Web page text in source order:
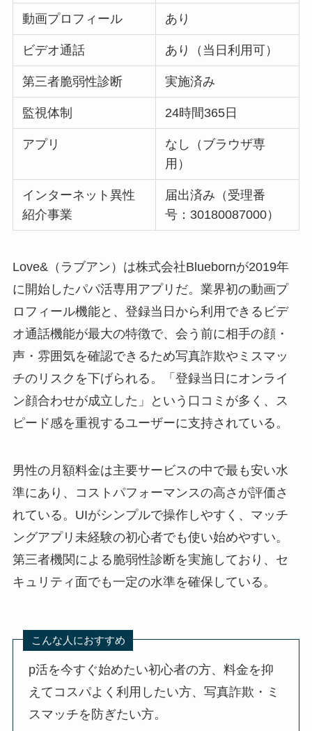
動画プロフィール あり
ビデオ通話 あり（当日利用可）
第三者脆弱性診断 実施済み
監視体制 24時間365日
アプリ
なし（ブラウザ専
用）
インターネット異性
紹介事業
届出済み（受理番
号：30180087000）
Love&（ラブアン）は株式会社Bluebornが2019年
に開始したパパ活専用アプリだ。業界初の動画プ
ロフィール機能と、登録当日から利用できるビデ
オ通話機能が最大の特徴で、会う前に相手の顔・
声・雰囲気を確認できるため写真詐欺やミスマッ
チのリスクを下げられる。「登録当日にオンライ
ン顔合わせが成立した」という口コミが多く、ス
ピード感を重視するユーザーに支持されている。
男性の月額料金は主要サービスの中で最も安い水
準にあり、コストパフォーマンスの高さが評価さ
れている。UIがシンプルで操作しやすく、マッチ
ングアプリ未経験の初心者でも使い始めやすい。
第三者機関による脆弱性診断を実施しており、セ
キュリティ面でも一定の水準を確保している。
こんな人におすすめ
p活を今すぐ始めたい初心者の方、料金を抑
えてコスパよく利用したい方、写真詐欺・ミ
スマッチを防ぎたい方。